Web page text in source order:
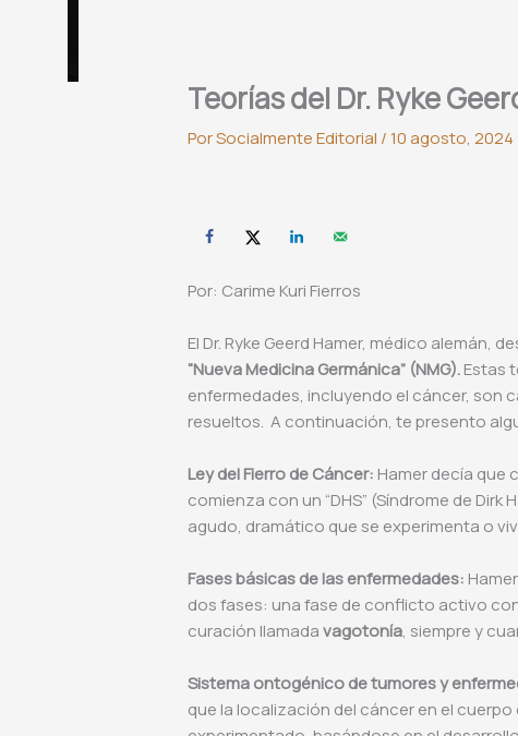
Teorías del Dr. Ryke
PorSocialmente Editorial /10 agosto, 2024
Por: Carime Kuri Fierros
El Dr. Ryke Geerd Hamer, médico alemán,
“Nueva Medicina Germánica” (NMG).Estas
enfermedades, incluyendo el cáncer,
resueltos. A continuación, te presento
Ley del Fierro de Cáncer: Hamer decía que
comienza con un “DHS” (Síndrome de
agudo, dramático que se experimenta o
Fases básicas de las enfermedades:
dos fases: una fase de conflicto activo
curación llamadavagotonía, siempre y
Sistema ontogénico de tumores y
que la localización del cáncer en el